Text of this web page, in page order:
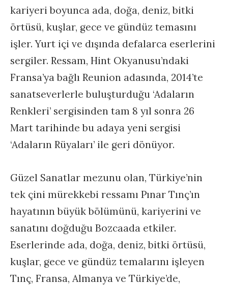
kariyeri boyunca ada, doğa, deniz, bitki
örtüsü, kuşlar, gece ve gündüz temasını
işler. Yurt içi ve dışında defalarca eserlerini
sergiler. Ressam, Hint Okyanusu’ndaki
Fransa’ya bağlı Reunion adasında, 2014’te
sanatseverlerle buluşturduğu ‘Adaların
Renkleri’ sergisinden tam 8 yıl sonra 26
Mart tarihinde bu adaya yeni sergisi
‘Adaların Rüyaları’ ile geri dönüyor.
Güzel Sanatlar mezunu olan, Türkiye’nin
tek çini mürekkebi ressamı Pınar Tınç’ın
hayatının büyük bölümünü, kariyerini ve
sanatını doğduğu Bozcaada etkiler.
Eserlerinde ada, doğa, deniz, bitki örtüsü,
kuşlar, gece ve gündüz temalarını işleyen
Tınç, Fransa, Almanya ve Türkiye’de,